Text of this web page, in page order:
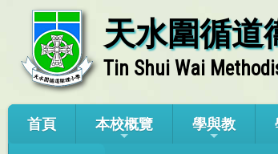
天水圍循道
Tin Shui Wai
首頁 本校概覽 學與教